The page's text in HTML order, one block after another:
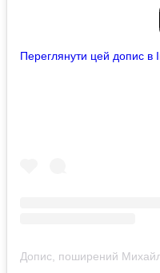
Переглянути цей допис в